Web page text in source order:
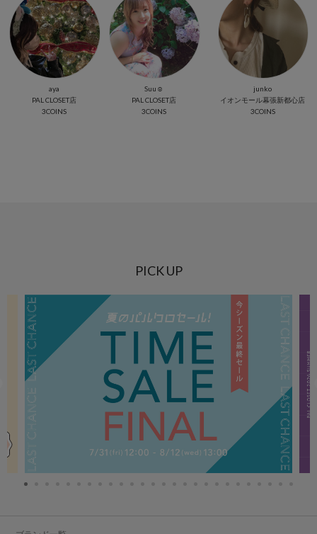
aya
PAL CLOSET店
3COINS
Suu☺︎
PAL CLOSET店
3COINS
junko
イオンモール幕張新都心店
3COINS
PICK UP